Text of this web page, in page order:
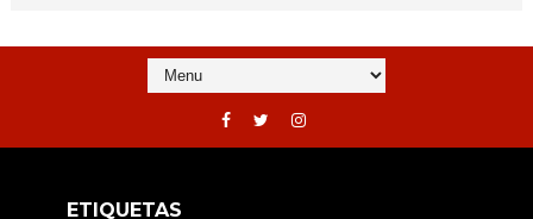
ETIQUETAS